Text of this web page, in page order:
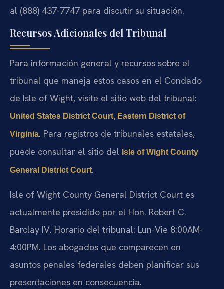
al (888) 437-7747 para discutir su situación.
Recursos Adicionales del Tribunal
Para información general y recursos sobre el
tribunal que maneja estos casos en el Condado
de Isle of Wight, visite el sitio web del tribunal:
United States District Court, Eastern District of
Virginia. Para registros de tribunales estatales,
puede consultar el sitio del Isle of Wight County
General District Court.
Isle of Wight County General District Court es
actualmente presidido por el Hon. Robert C.
Barclay IV. Horario del tribunal: Lun-Vie 8:00AM-
4:00PM. Los abogados que comparecen en
asuntos penales federales deben planificar sus
presentaciones en consecuencia.